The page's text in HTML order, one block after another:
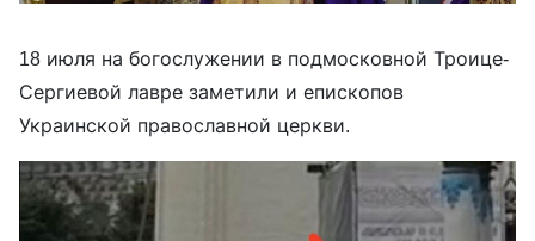
18 июля на богослужении в подмосковной Троице-
Сергиевой лавре заметили и епископов
Украинской православной церкви.